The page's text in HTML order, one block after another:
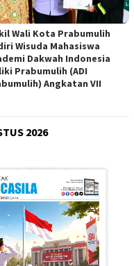
Wali Kota Prabumulih
Wisuda Mahasiswa
Dakwah Indonesia
Prabumulih (ADI
Angkatan VII
2026